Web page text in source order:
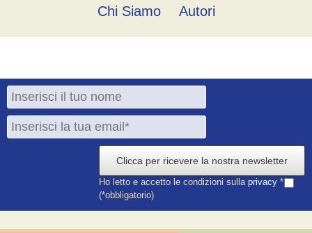
Chi Siamo Autori
Clicca per ricevere la nostra newsletter
Ho letto e accetto le condizioni sulla privacy *
(*obbligatorio)